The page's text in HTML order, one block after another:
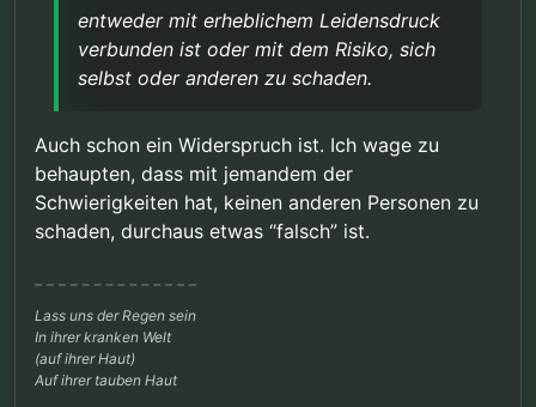
entweder mit erheblichem Leidensdruck
verbunden ist oder mit dem Risiko, sich
selbst oder anderen zu schaden.
Auch schon ein Widerspruch ist. Ich wage zu
behaupten, dass mit jemandem der
Schwierigkeiten hat, keinen anderen Personen zu
schaden, durchaus etwas “falsch” ist.
Lass uns der Regen sein
In ihrer kranken Welt
(auf ihrer Haut)
Auf ihrer tauben Haut